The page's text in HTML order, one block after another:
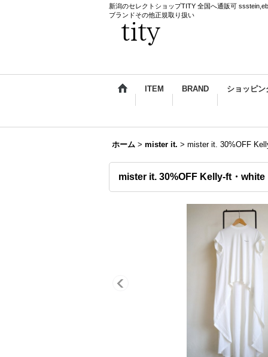
新潟のセレクトショップTITY 全国へ通販可
ブランドその他正規取り扱い
ITEM BRAND ショッピン
ホーム > mister it. > mister it. 30%OFF
mister it. 30%OFF Kelly-ft・white